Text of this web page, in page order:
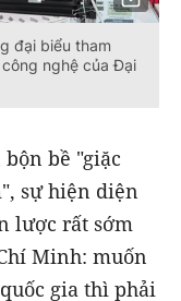
đại biểu tham
nghệ của Đại
bề "giặc
sự hiện diện
lược rất sớm
Minh: muốn
gia thì phải